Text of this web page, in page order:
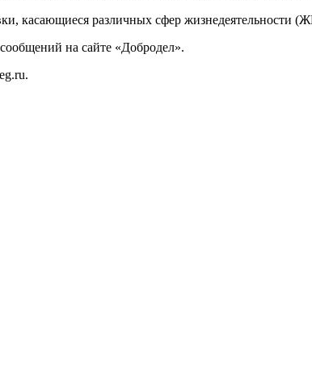
касающиеся различных сфер жизнедеятельности
на сайте «Добродел».